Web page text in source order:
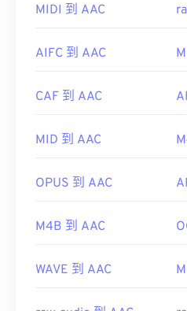
此外，由於 AAC 文件通常
如Nintendo 3DS
開發機構： ISO/IEC MPEG
首次發布：
https://en.wikipedia.org/
browse=tc
MIDI 到 AAC
AIFC 到 AAC
CAF 到 AAC
MID 到 AAC
OPUS 到 AAC
M4B 到 AAC
WAVE 到 AAC